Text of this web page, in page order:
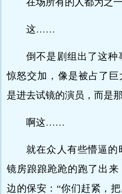
这……
倒不是剧组出了这种
惊怒交加，像是被占了
是进去试镜的演员，而是
啊这……
就在众人有些懵逼
镜房踉踉跄跄的跑了出
边的保安：“你们赶紧，